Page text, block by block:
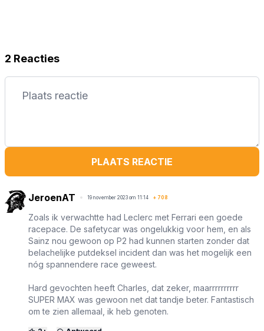
2 Reacties
PLAATS REACTIE
JeroenAT 19 november 2023 om 11:14 + 708
Zoals ik verwachtte had Leclerc met Ferrari een goede
racepace. De safetycar was ongelukkig voor hem, en als
Sainz nou gewoon op P2 had kunnen starten zonder dat
belachelijke putdeksel incident dan was het mogelijk een
nóg spannendere race geweest.
Hard gevochten heeft Charles, dat zeker, maarrrrrrrrrr
SUPER MAX was gewoon net dat tandje beter. Fantastisch
om te zien allemaal, ik heb genoten.